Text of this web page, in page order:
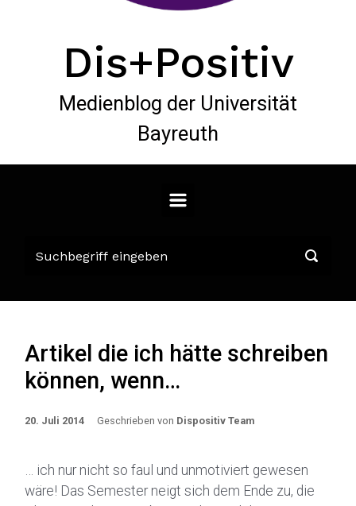
Dis+Positiv
Medienblog der Universität
Bayreuth
Artikel die ich hätte schreiben
können, wenn…
20. Juli 2014 Geschrieben von Dispositiv Team
… ich nur nicht so faul und unmotiviert gewesen
wäre! Das Semester neigt sich dem Ende zu, die